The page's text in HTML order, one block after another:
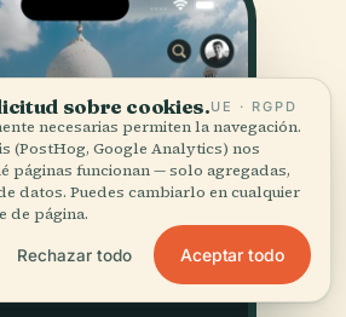
sobre cookies.UE · RGPD
necesarias permiten la navegación.
(PostHog, Google Analytics) nos
páginas funcionan — solo agregadas,
datos. Puedes cambiarlo en cualquier
de página.
Rechazar todo Aceptar todo